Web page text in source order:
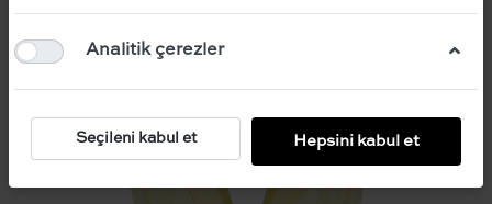
Analitik çerezler
Seçileni kabul et Hepsini kabul et